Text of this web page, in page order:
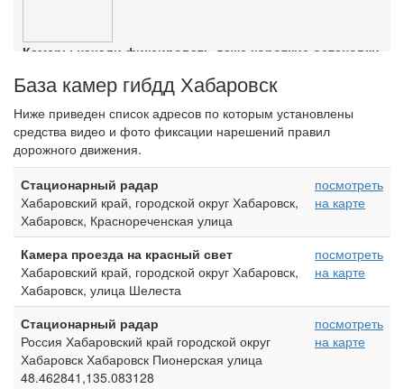
Камеры начали фиксировать даже короткие остановки
База камер гибдд Хабаровск
Ниже приведен список адресов по которым установлены
средства видео и фото фиксации нарешений правил
дорожного движения.
Стационарный радар
Хабаровский край, городской округ Хабаровск,
Хабаровск, Краснореченская улица
посмотреть
на карте
Камера проезда на красный свет
Хабаровский край, городской округ Хабаровск,
Хабаровск, улица Шелеста
посмотреть
на карте
Стационарный радар
Россия Хабаровский край городской округ
Хабаровск Хабаровск Пионерская улица
48.462841,135.083128
посмотреть
на карте